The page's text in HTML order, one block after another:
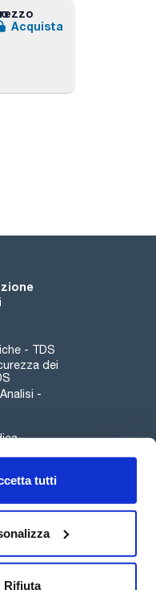
tutti
Rifiuta
Acquista
- TDS
dei
-